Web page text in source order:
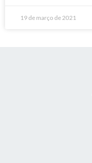
19 de março de 2021